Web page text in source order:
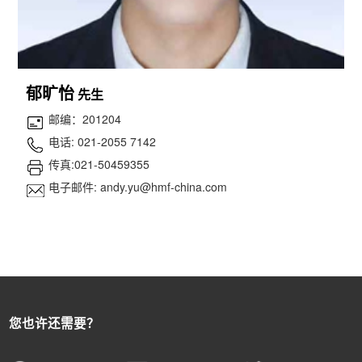
郁旷怡先生
邮编：201204
电话: 021-2055 7142
传真:021-50459355
电子邮件: andy.yu@hmf-china.com
您也许还需要？